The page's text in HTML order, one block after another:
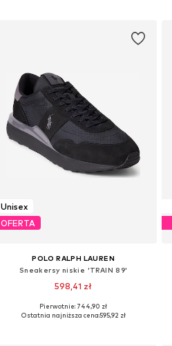
Unisex
OFERTA
POLO RALPH LAUREN
Sneakersy niskie 'TRAIN 89'
598,41 zł
Dostępne w różnych rozmiarach
Pierwotnie: 744,90 zł
Ostatnia najniższa cena:595,92 zł